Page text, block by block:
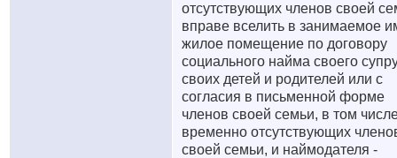
отсутствующих членов своей
вправе вселить в занимаемое
жилое помещение по договору
социального найма своего
своих детей и родителей или с
согласия в письменной форме
членов своей семьи, в том
временно отсутствующих
своей семьи, и наймодателя -